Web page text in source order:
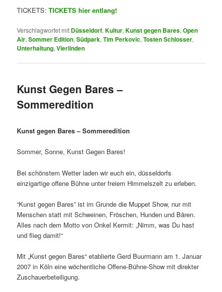
TICKETS:TICKETS hier entlang!
Verschlagwortet mit Düsseldorf,Kultur,Kunst gegen Bares,Open
Air,Sommer Edition,Südpark,Tim Perkovic,Tosten Schlosser,
Unterhaltung,Vierlinden
Kunst Gegen Bares –
Sommeredition
Kunst gegen Bares – Sommeredition
Sommer, Sonne, Kunst Gegen Bares!
Bei schönstem Wetter laden wir euch ein, düsseldorfs
einzigartige offene Bühne unter freiem Himmelszelt zu erleben.
“Kunst gegen Bares” ist im Grunde die Muppet Show, nur mit
Menschen statt mit Schweinen, Fröschen, Hunden und Bären.
Alles nach dem Motto von Onkel Kermit: „Nimm, was Du hast
und flieg damit!“
Mit „Kunst gegen Bares“ etablierte Gerd Buurmann am 1. Januar
2007 in Köln eine wöchentliche Offene-Bühne-Show mit direkter
Zuschauerbeteiligung.